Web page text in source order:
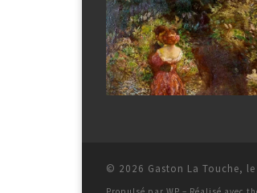
© 2026 Gaston La Touche,